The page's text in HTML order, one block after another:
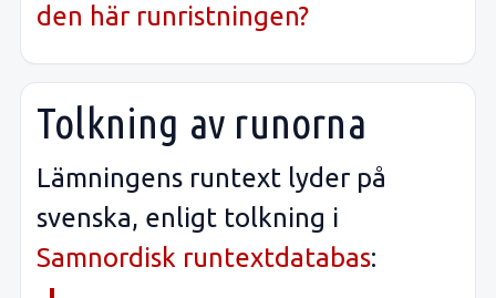
den här runristningen?
Tolkning av runorna
Lämningens runtext lyder på
svenska, enligt tolkning i
Samnordisk runtextdatabas: